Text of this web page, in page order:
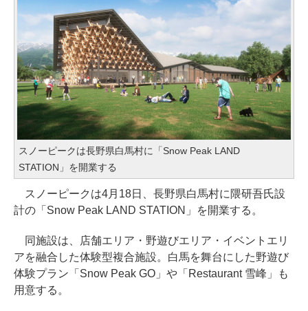
スノーピークは長野県白馬村に「Snow Peak LAND
STATION」を開業する
スノーピークは4月18日、長野県白馬村に隈研吾氏設
計の「Snow Peak LAND STATION」を開業する。
同施設は、店舗エリア・野遊びエリア・イベントエリ
アを融合した体験型複合施設。白馬を舞台にした野遊び
体験プラン「Snow Peak GO」や「Restaurant 雪峰」も
用意する。